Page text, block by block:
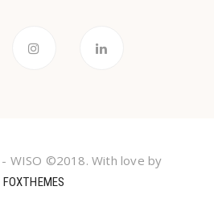
- WISO ©2018. With love by
FOXTHEMES